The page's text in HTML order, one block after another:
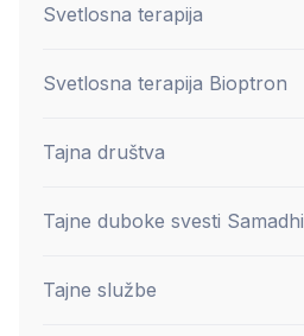
Svetlosna terapija
Svetlosna terapija Bioptron
Tajna društva
Tajne duboke svesti Samadhi
Tajne službe